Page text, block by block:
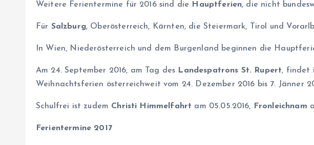
Weitere Ferientermine für 2016 sind die Hauptferien, die nicht
Für Salzburg, Oberösterreich, Kärnten, die Steiermark, Tirol und
In Wien, Niederösterreich und dem Burgenland beginnen die
Am 24. September 2016, am Tag des Landespatrons St. Rupert, findet
Weihnachtsferien österreichweit vom 24. Dezember 2016 bis 7. Jänner
Schulfrei ist zudem Christi Himmelfahrt am 05.05.2016, Fronleichnam
Ferientermine 2017